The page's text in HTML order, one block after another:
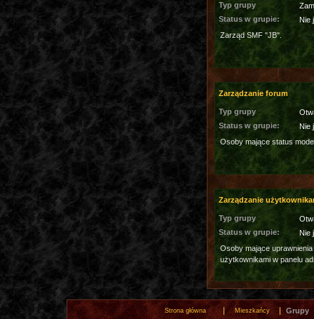
Typ grupy
Status w grupie:
Nie
Zarząd SMF "JB".
Zarządzanie forum
Typ grupy
Status w grupie:
Nie
Osoby mające status
Zarządzanie
Typ grupy
Status w grupie:
Nie
Osoby mające
użytkownikami w panelu
Strona główna Mieszkańcy Grupy